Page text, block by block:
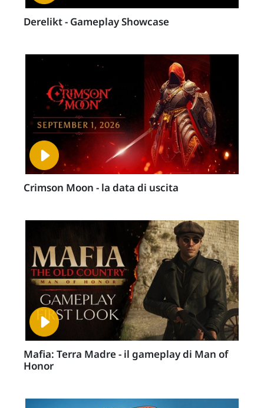
Derelikt - Gameplay Showcase
Crimson Moon - la data di uscita
Mafia: Terra Madre - il gameplay di Man of
Honor